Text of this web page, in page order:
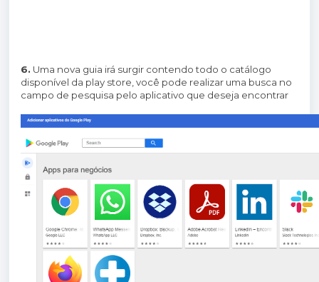
6. Uma nova guia irá surgir contendo todo o catálogo
disponível da play store, você pode realizar uma busca no
campo de pesquisa pelo aplicativo que deseja encontrar